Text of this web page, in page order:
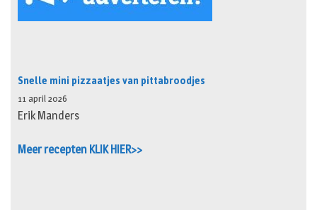
Snelle mini pizzaatjes van pittabroodjes
11 april 2026
Erik Manders
Meer recepten KLIK HIER>>